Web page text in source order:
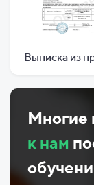
Выписка из
Многие
к нам